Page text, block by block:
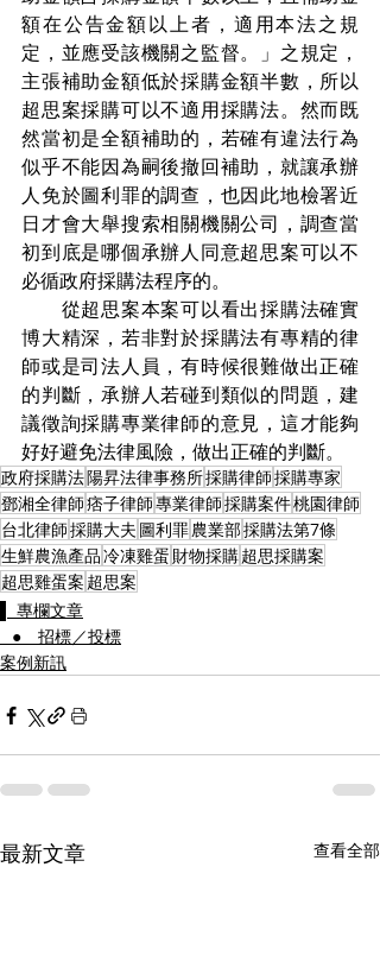
額在公告金額以上者，適用本法之規
定，並應受該機關之監督。」之規定，
主張補助金額低於採購金額半數，所以
超思案採購可以不適用採購法。然而既
然當初是全額補助的，若確有違法行為
似乎不能因為嗣後撤回補助，就讓承辦
人免於圖利罪的調查，也因此地檢署近
日才會大舉搜索相關機關公司，調查當
初到底是哪個承辦人同意超思案可以不
必循政府採購法程序的。
從超思案本案可以看出採購法確實
博大精深，若非對於採購法有專精的律
師或是司法人員，有時候很難做出正確
的判斷，承辦人若碰到類似的問題，建
議徵詢採購專業律師的意見，這才能夠
好好避免法律風險，做出正確的判斷。
政府採購法陽昇法律事務所採購律師採購專家
鄧湘全律師痞子律師專業律師採購案件桃園律師
台北律師採購大夫 圖利罪農業部採購法第7條
生鮮農漁產品冷凍雞蛋 財物採購超思採購案
超思雞蛋案 超思案
▌ 專欄文章
⠀● 招標／投標
案例新訊
最新文章 查看全部